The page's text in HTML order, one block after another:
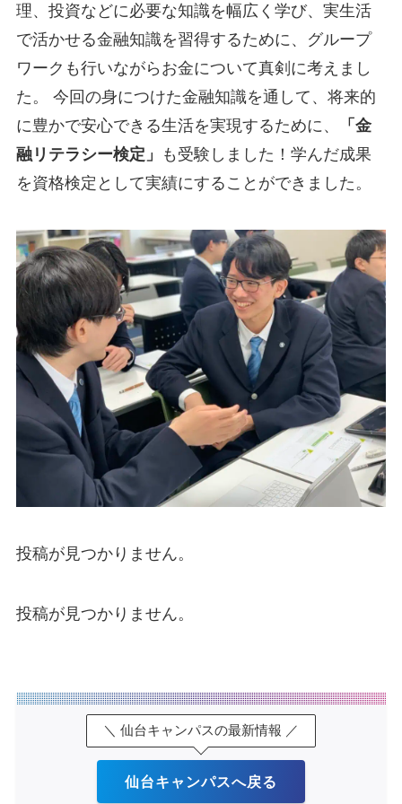
理、投資などに必要な知識を幅広く学び、実生活
で活かせる金融知識を習得するために、グループ
ワークも行いながらお金について真剣に考えまし
た。 今回の身につけた金融知識を通して、将来的
に豊かで安心できる生活を実現するために、
「金
融リテラシー検定」
も受験しました！学んだ成果
を資格検定として実績にすることができました。
投稿が見つかりません。
投稿が見つかりません。
＼ 仙台キャンパスの最新情報 ／
仙台キャンパスへ戻る